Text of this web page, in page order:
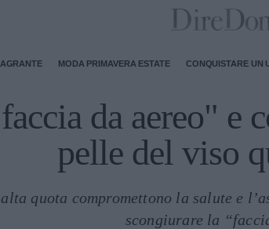
MODA PRIMAVERA ESTATE CONQUISTARE UN
da aereo" e
pelle del viso
quota compromettono la salute e
scongiurare la